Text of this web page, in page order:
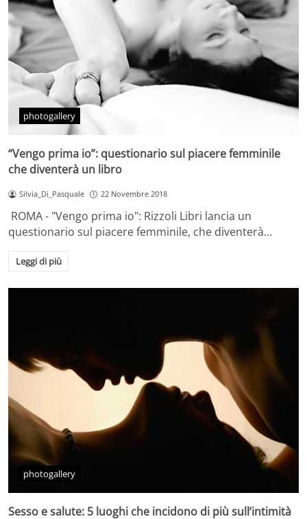
photogallery
“Vengo prima io”: questionario sul piacere femminile
che diventerà un libro
Silvia_Di_Pasquale 22 Novembre 2018
ROMA - "Vengo prima io": Rizzoli Libri lancia un
questionario sul piacere femminile, che diventerà…
Leggi di più
photogallery
Sesso e salute: 5 luoghi che incidono di più sull’intimità